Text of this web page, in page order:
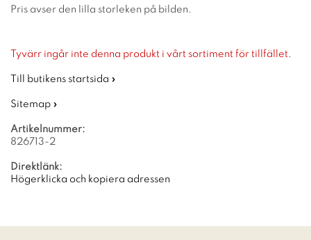
Pris avser den lilla storleken på bilden.
Tyvärr ingår inte denna produkt i vårt sortiment för tillfället.
Till butikens startsida »
Sitemap »
Artikelnummer:
826713-2
Direktlänk:
Högerklicka och kopiera adressen